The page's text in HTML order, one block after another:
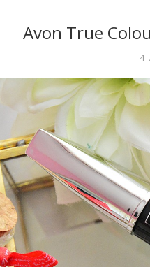
Avon True
4